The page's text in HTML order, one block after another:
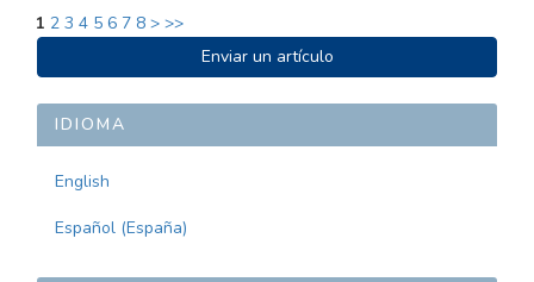
1 2 3 4 5 6 7 8 > >>
ENVIAR
UN
ARTÍCULO
Enviar un artículo
IDIOMA
English
Español (España)